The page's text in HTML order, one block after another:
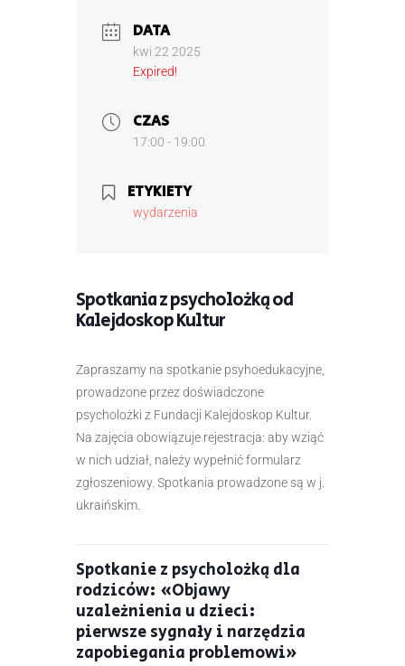
DATA
kwi 22 2025
Expired!
CZAS
17:00 - 19:00
ETYKIETY
wydarzenia
Spotkania z psycholożką od
Kalejdoskop Kultur
Zapraszamy na spotkanie psyhoedukacyjne,
prowadzone przez doświadczone
psycholożki z Fundacji Kalejdoskop Kultur.
Na zajęcia obowiązuje rejestracja: aby wziąć
w nich udział, należy wypełnić formularz
zgłoszeniowy. Spotkania prowadzone są w j.
ukraińskim.
Spotkanie z psycholożką dla
rodziców: «Objawy
uzależnienia u dzieci:
pierwsze sygnały i narzędzia
zapobiegania problemowi»